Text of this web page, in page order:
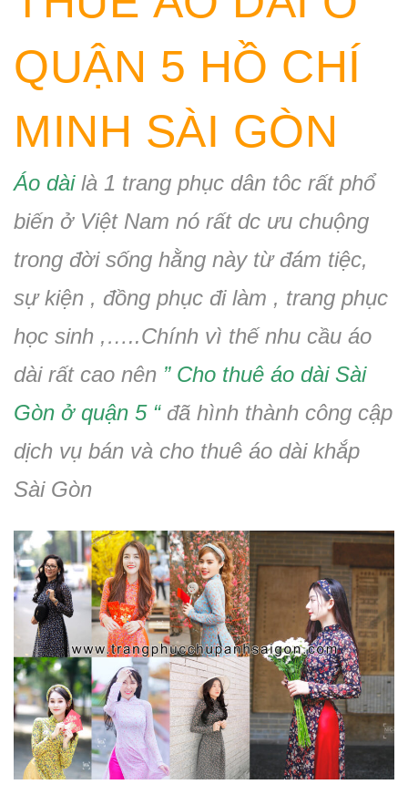
QUẬN 5 HỒ CHÍ
MINH SÀI GÒN
Áo dàilà 1 trang phục dân tôc rất phổ
biến ở Việt Nam nó rất dc ưu chuộng
trong đời sống hằng này từ đám tiệc,
sự kiện , đồng phục đi làm , trang phục
học sinh ,…..Chính vì thế nhu cầu áo
dài rất cao nên ” Cho thuê áo dài Sài
Gòn ở quận 5 “đã hình thành công cập
dịch vụ bán và cho thuê áo dài khắp
Sài Gòn